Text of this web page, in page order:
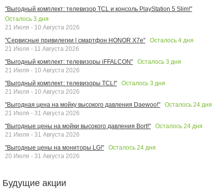
"Выгодный комплект: телевизор TCL и консоль PlayStation 5 Slim!"
Осталось 3 дня
21 Июля - 10 Августа 2026
"Сервисные привилегии | смартфон HONOR X7e"
Осталось 4 дня
21 Июля - 11 Августа 2026
"Выгодный комплект: телевизоры iFFALCON"
Осталось 3 дня
21 Июля - 10 Августа 2026
"Выгодный комплект: телевизоры TCL!"
Осталось 3 дня
21 Июля - 10 Августа 2026
"Выгодная цена на мойку высокого давления Daewoo!"
Осталось 24 дня
21 Июля - 31 Августа 2026
"Выгодные цены на мойки высокого давления Bort!"
Осталось 24 дня
21 Июля - 31 Августа 2026
"Выгодные цены на мониторы LG!"
Осталось 24 дня
20 Июля - 31 Августа 2026
Будущие акции